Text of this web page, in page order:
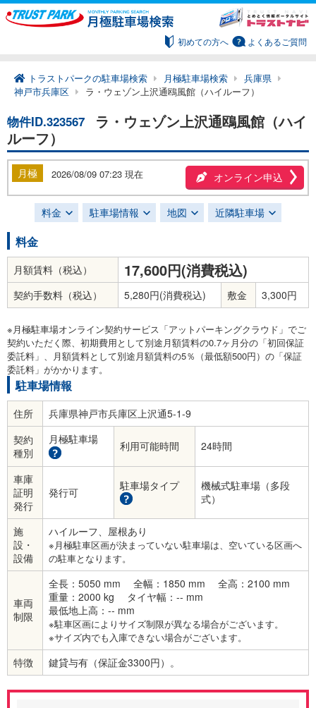
初めての方へ よくあるご質問
トラストパークの駐車場検索 月極駐車場検索
兵庫県
神戸市兵庫区
ラ・ウェゾン上沢通鴎風館（ハイルーフ）
物件ID.323567
ラ・ウェゾン上沢通鴎風館（ハイ
ルーフ）
月極 2026/08/09 07:23 現在 オンライン申込
料金 駐車場情報 地図 近隣駐車場
料金
月額賃料（税込） 17,600円(消費税込)
契約手数料（税込） 5,280円(消費税込) 敷金 3,300円
※月極駐車場オンライン契約サービス「アットパーキングクラウド」でご
契約いただく際、初期費用として別途月額賃料の0.7ヶ月分の「初回保証
委託料」、月額賃料として別途月額賃料の5％（最低額500円）の「保証
委託料」がかかります。
駐車場情報
住所
兵庫県神戸市兵庫区上沢通5-1-9
契約
種別
月極駐車場 利用可能時間 24時間
車庫
証明
発行
発行可 駐車場タイプ
機械式駐車場（多段
式）
施
設・
設備
ハイルーフ、屋根あり
※月極駐車区画が決まっていない駐車場は、空いている区画へ
の駐車となります。
車両
制限
全長：5050 mm 全幅：1850 mm
全高：2100 mm
重量：2000 kg
タイヤ幅：-- mm
最低地上高：-- mm
※駐車区画によりサイズ制限が異なる場合がございます。
※サイズ内でも入庫できない場合がございます。
特徴 鍵貸与有（保証金3300円）。